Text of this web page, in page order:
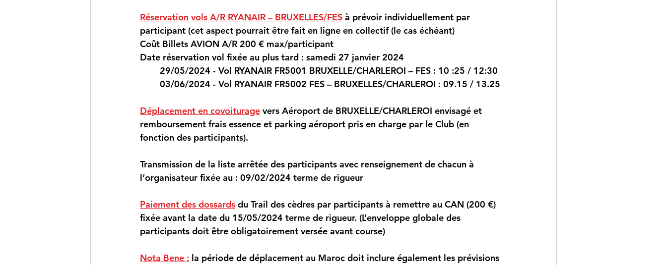
Réservation vols A/R RYANAIR – BRUXELLES/FES à prévoir individuellement par
participant (cet aspect pourrait être fait en ligne en collectif (le cas échéant)
Coût Billets AVION A/R 200 € max/participant
Date réservation vol fixée au plus tard : samedi 27 janvier 2024
29/05/2024 - Vol RYANAIR FR5001 BRUXELLE/CHARLEROI – FES : 10 :25 / 12:30
03/06/2024 - Vol RYANAIR FR5002 FES – BRUXELLES/CHARLEROI : 09.15 / 13.25
Déplacement en covoiturage vers Aéroport de BRUXELLE/CHARLEROI envisagé et
remboursement frais essence et parking aéroport pris en charge par le Club (en
fonction des participants).
Transmission de la liste arrêtée des participants avec renseignement de chacun à
l’organisateur fixée au : 09/02/2024 terme de rigueur
Paiement des dossards du Trail des cèdres par participants à remettre au CAN (200 €)
fixée avant la date du 15/05/2024 terme de rigueur. (L’enveloppe globale des
participants doit être obligatoirement versée avant course)
Nota Bene : la période de déplacement au Maroc doit inclure également les prévisions